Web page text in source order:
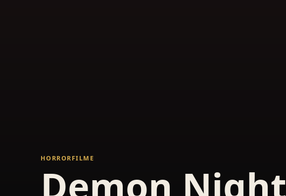
HORRORFILME
Demon Night